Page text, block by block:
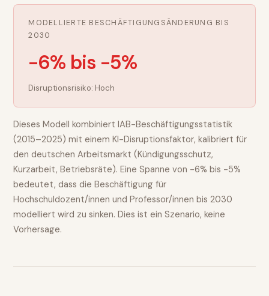
MODELLIERTE BESCHÄFTIGUNGSÄNDERUNG BIS
2030
-6% bis -5%
Disruptionsrisiko: Hoch
Dieses Modell kombiniert IAB-Beschäftigungsstatistik
(2015–2025) mit einem KI-Disruptionsfaktor, kalibriert für
den deutschen Arbeitsmarkt (Kündigungsschutz,
Kurzarbeit, Betriebsräte). Eine Spanne von -6% bis -5%
bedeutet, dass die Beschäftigung für
Hochschuldozent/innen und Professor/innen bis 2030
modelliert wird zu sinken. Dies ist ein Szenario, keine
Vorhersage.